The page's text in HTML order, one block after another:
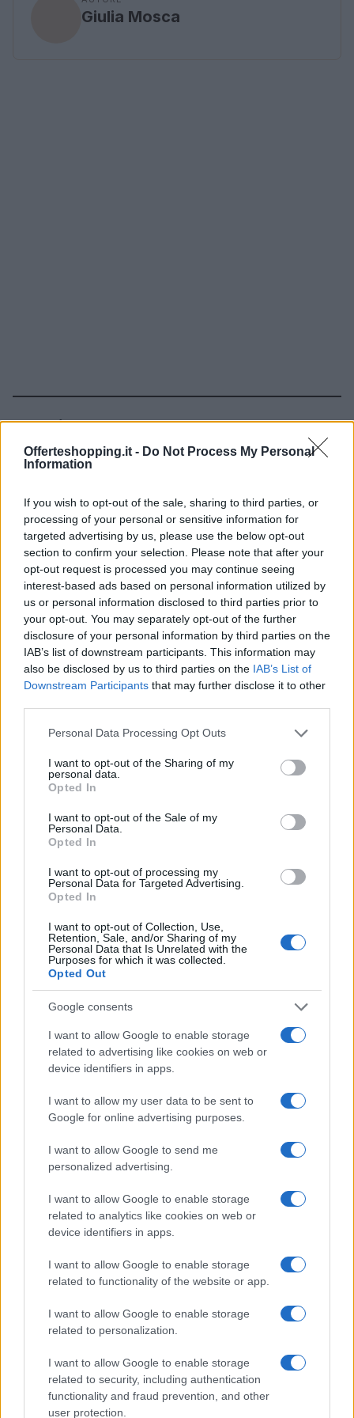
Offerteshopping.it - Do Not Process My Personal
Information
If you wish to opt-out of the sale, sharing to third parties, or
processing of your personal or sensitive information for
targeted advertising by us, please use the below opt-out
section to confirm your selection. Please note that after your
opt-out request is processed you may continue seeing
interest-based ads based on personal information utilized by
us or personal information disclosed to third parties prior to
your opt-out. You may separately opt-out of the further
disclosure of your personal information by third parties on the
IAB’s list of downstream participants. This information may
also be disclosed by us to third parties on the IAB’s List of
Downstream Participants that may further disclose it to other
Please note that this website/app uses one or more Google
not limited to your visit or usage behaviour. You may click to
grant or deny consent to Google and its third-party tags to
use your data for below specified purposes in below Google
consent section.
Personal Data Processing Opt Outs
I want to opt-out of the Sharing of my
personal data.
Opted In
I want to opt-out of the Sale of my
Personal Data.
Opted In
I want to opt-out of processing my
Personal Data for Targeted Advertising.
Opted In
I want to opt-out of Collection, Use,
Retention, Sale, and/or Sharing of my
Personal Data that Is Unrelated with the
Purposes for which it was collected.
Opted Out
Google consents
I want to allow Google to enable storage
related to advertising like cookies on web or
device identifiers in apps.
I want to allow my user data to be sent to
Google for online advertising purposes.
I want to allow Google to send me
personalized advertising.
I want to allow Google to enable storage
related to analytics like cookies on web or
device identifiers in apps.
I want to allow Google to enable storage
related to functionality of the website or app.
I want to allow Google to enable storage
related to personalization.
I want to allow Google to enable storage
related to security, including authentication
functionality and fraud prevention, and other
user protection.
Giulia Mosca
Continua a leggere
NAPOLI
Scopri gli appuntamenti culturali che animano Bari
Avellino: il sindaco Pizza e la giunta incontrano
Petracca per un patto istituzionale
Cristian Castiglioni · 14 Lug 2026
PIÙ LETTI
Scopri gli appuntamenti culturali che animano Bari
questo weekend